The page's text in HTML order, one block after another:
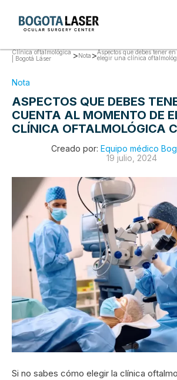
Clínica oftalmológica
| Bogotá Láser
>Nota >Aspectos que debes tener
elegir una clínica
Nota
ASPECTOS QUE DEBES
CUENTA AL MOMENTO DE
CLÍNICA OFTALMOLÓGICA
Creado por: Equipo médico
19 julio, 2024
Si no sabes cómo elegir la clínica